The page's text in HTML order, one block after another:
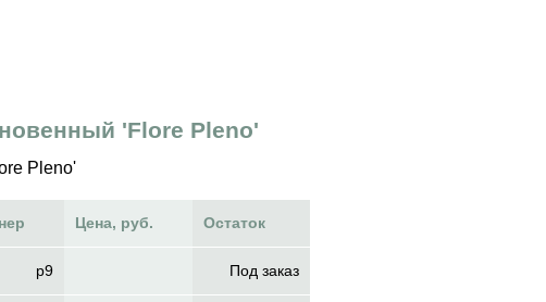
'Flore Pleno'
Pleno'
Цена, руб. Остаток
p9 Под заказ